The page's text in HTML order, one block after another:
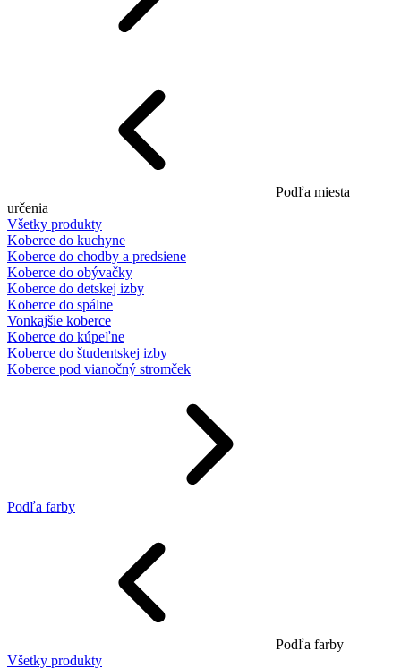
Podľa miesta
určenia
Všetky produkty
Koberce do kuchyne
Koberce do chodby a predsiene
Koberce do obývačky
Koberce do detskej izby
Koberce do spálne
Vonkajšie koberce
Koberce do kúpeľne
Koberce do študentskej izby
Koberce pod vianočný stromček
Podľa farby
Podľa farby
Všetky produkty